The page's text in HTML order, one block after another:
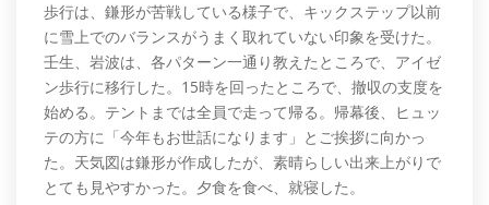
歩行は、鎌形が苦戦している様子で、キックステップ以前
に雪上でのバランスがうまく取れていない印象を受けた。
壬生、岩波は、各パターン一通り教えたところで、アイゼ
ン歩行に移行した。15時を回ったところで、撤収の支度を
始める。テントまでは全員で走って帰る。帰幕後、ヒュッ
テの方に「今年もお世話になります」とご挨拶に向かっ
た。天気図は鎌形が作成したが、素晴らしい出来上がりで
とても見やすかった。夕食を食べ、就寝した。